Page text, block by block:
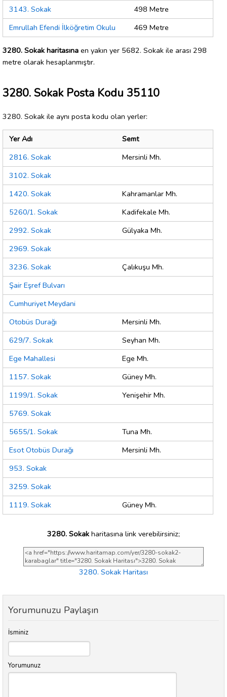
3143. Sokak
498 Metre
Emrullah Efendi İlköğretim Okulu
469 Metre
3280. Sokak haritasına en yakın yer 5682. Sokak ile arası 298
metre olarak hesaplanmıştır.
3280. Sokak Posta Kodu 35110
3280. Sokak ile aynı posta kodu olan yerler:
Yer Adı
Semt
2816. Sokak
Mersinli Mh.
3102. Sokak
1420. Sokak
Kahramanlar Mh.
5260/1. Sokak
Kadifekale Mh.
2992. Sokak
Gülyaka Mh.
2969. Sokak
3236. Sokak
Çalıkuşu Mh.
Şair Eşref Bulvarı
Cumhuriyet Meydani
Otobüs Durağı
Mersinli Mh.
629/7. Sokak
Seyhan Mh.
Ege Mahallesi
Ege Mh.
1157. Sokak
Güney Mh.
1199/1. Sokak
Yenişehir Mh.
5769. Sokak
5655/1. Sokak
Tuna Mh.
Esot Otobüs Durağı
Mersinli Mh.
953. Sokak
3259. Sokak
1119. Sokak
Güney Mh.
3280. Sokak haritasına link verebilirsiniz;
3280. Sokak Haritası
Yorumunuzu Paylaşın
İsminiz
Yorumunuz